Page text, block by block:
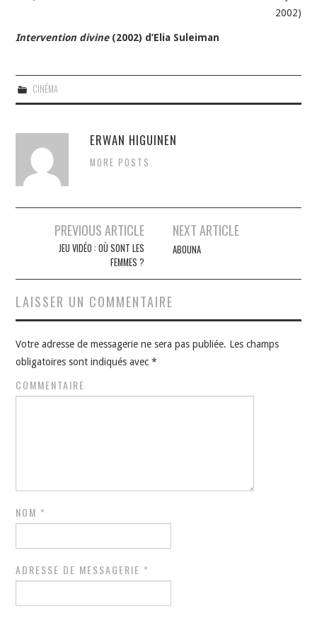
2002)
Intervention divine (2002) d’Elia Suleiman
CINÉMA
ERWAN HIGUINEN
MORE POSTS
Navigation
PREVIOUS ARTICLE
JEU VIDÉO : OÙ SONT LES
FEMMES ?
NEXT ARTICLE
ABOUNA
LAISSER UN COMMENTAIRE
Votre adresse de messagerie ne sera pas publiée. Les champs
obligatoires sont indiqués avec*
COMMENTAIRE
NOM *
ADRESSE DE MESSAGERIE *